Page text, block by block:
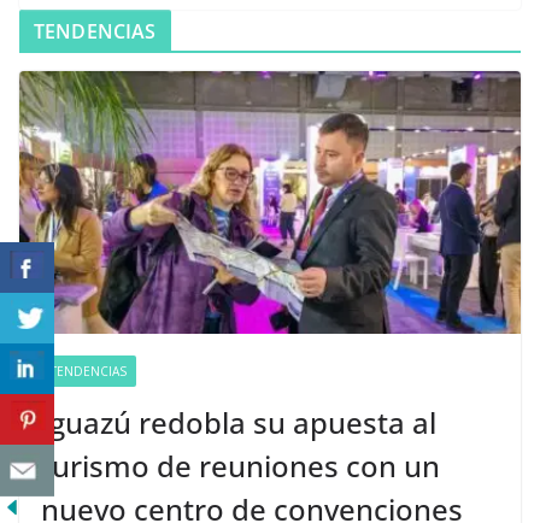
TENDENCIAS
TENDENCIAS
Iguazú redobla su apuesta al
turismo de reuniones con un
nuevo centro de convenciones